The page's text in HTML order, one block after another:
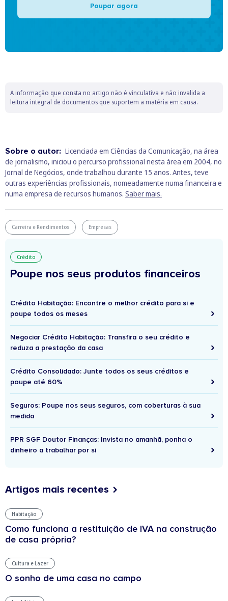
Poupar agora
A informação que consta no artigo não é vinculativa e não invalida a
leitura integral de documentos que suportem a matéria em causa.
Sobre o autor: Licenciada em Ciências da Comunicação, na área
de jornalismo, iniciou o percurso profissional nesta área em 2004, no
Jornal de Negócios, onde trabalhou durante 15 anos. Antes, teve
outras experiências profissionais, nomeadamente numa financeira e
numa empresa de recursos humanos. Saber mais.
Carreira e Rendimentos Empresas
Crédito
Poupe nos seus produtos financeiros
Crédito Habitação: Encontre o melhor crédito para si e
poupe todos os meses
Negociar Crédito Habitação: Transfira o seu crédito e
reduza a prestação da casa
Crédito Consolidado: Junte todos os seus créditos e
poupe até 60%
Seguros: Poupe nos seus seguros, com coberturas à sua
medida
PPR SGF Doutor Finanças: Invista no amanhã, ponha o
dinheiro a trabalhar por si
Artigos mais recentes
Habitação
Como funciona a restituição de IVA na construção
de casa própria?
Cultura e Lazer
O sonho de uma casa no campo